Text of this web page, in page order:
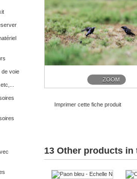
de voie
ZOOM
Imprimer cette fiche produit
13 Other products in